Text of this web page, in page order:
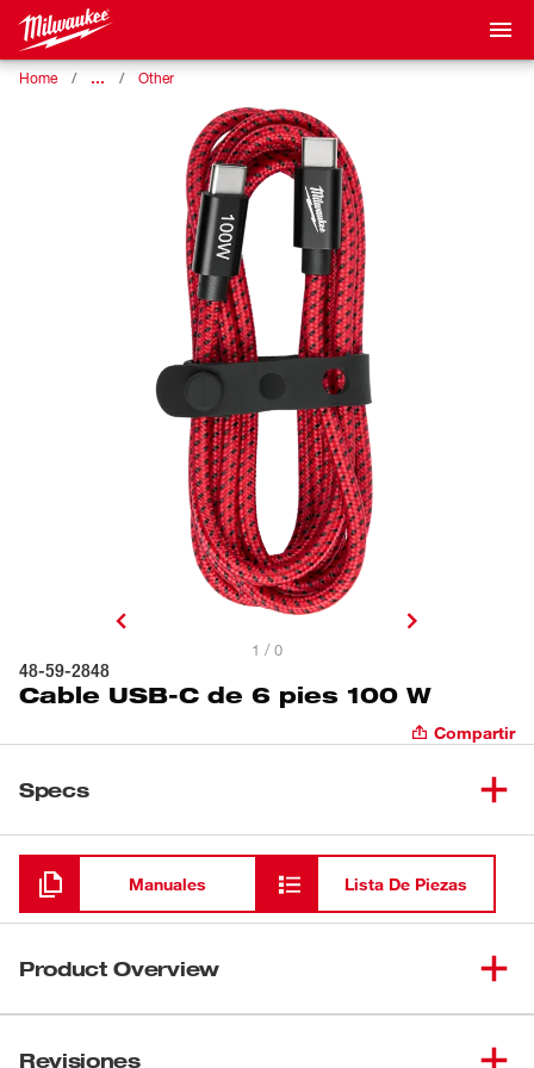
Home … Other
1 / 0
48-59-2848
Cable USB-C de 6 pies 100 W
Compartir
Specs
Cargando
Manuales Lista De Piezas
Product Overview
Revisiones